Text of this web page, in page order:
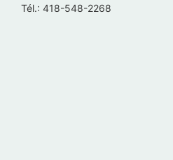
Tél.: 418-548-2268